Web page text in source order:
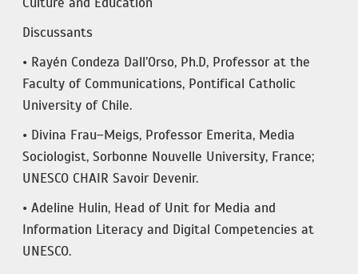
Discussants
• Rayén Condeza Dall’Orso, Ph.D, Professor at the
Faculty of Communications, Pontifical Catholic
University of Chile.
• Divina Frau–Meigs, Professor Emerita, Media
Sociologist, Sorbonne Nouvelle University, France;
UNESCO CHAIR Savoir Devenir.
• Adeline Hulin, Head of Unit for Media and
Information Literacy and Digital Competencies at
UNESCO.